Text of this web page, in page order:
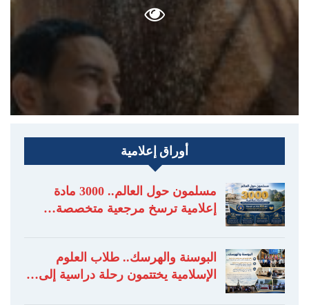
أوراق إعلامية
مسلمون حول العالم.. 3000 مادة
إعلامية ترسخ مرجعية متخصصة…
البوسنة والهرسك.. طلاب العلوم
الإسلامية يختتمون رحلة دراسية إلى…